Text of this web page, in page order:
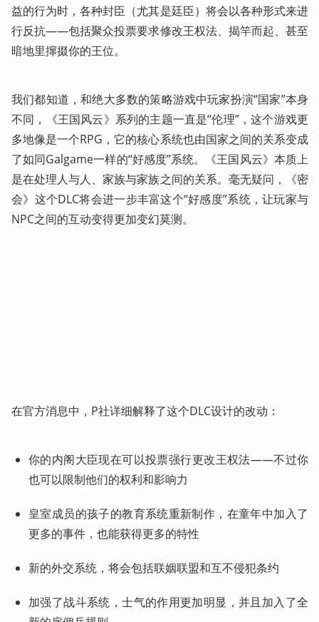
益的行为时，各种封臣（尤其是廷臣）将会以各种形式来进
行反抗——包括聚众投票要求修改王权法、揭竿而起、甚至
暗地里撺掇你的王位。
我们都知道，和绝大多数的策略游戏中玩家扮演“国家”本身
不同，《王国风云》系列的主题一直是“伦理”，这个游戏更
多地像是一个RPG，它的核心系统也由国家之间的关系变成
了如同Galgame一样的“好感度”系统。《王国风云》本质上
是在处理人与人、家族与家族之间的关系。毫无疑问，《密
会》这个DLC将会进一步丰富这个“好感度”系统，让玩家与
NPC之间的互动变得更加变幻莫测。
在官方消息中，P社详细解释了这个DLC设计的改动：
你的内阁大臣现在可以投票强行更改王权法——不过你
也可以限制他们的权利和影响力
皇室成员的孩子的教育系统重新制作，在童年中加入了
更多的事件，也能获得更多的特性
新的外交系统，将会包括联姻联盟和互不侵犯条约
加强了战斗系统，士气的作用更加明显，并且加入了全